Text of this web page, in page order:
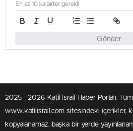
Gönder
En az 10 karakter gerekli
2025 - 2026 Katil İsrail Haber Portalı. Tüm
www.katilisrail.com sitesindeki içerikler,
kopyalanamaz, başka bir yerde